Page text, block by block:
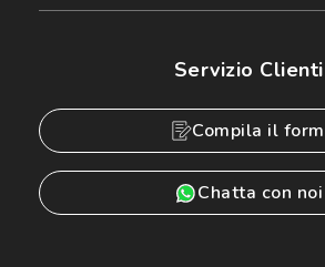
Servizio Clienti
Compila il form
Chatta con noi